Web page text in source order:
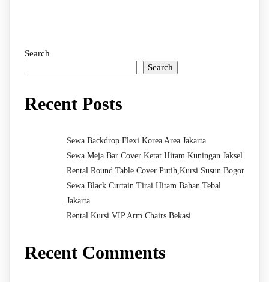
Search
Search
Recent Posts
Sewa Backdrop Flexi Korea Area Jakarta
Sewa Meja Bar Cover Ketat Hitam Kuningan Jaksel
Rental Round Table Cover Putih,Kursi Susun Bogor
Sewa Black Curtain Tirai Hitam Bahan Tebal
Jakarta
Rental Kursi VIP Arm Chairs Bekasi
Recent Comments